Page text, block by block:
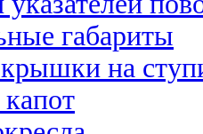
габариты
на